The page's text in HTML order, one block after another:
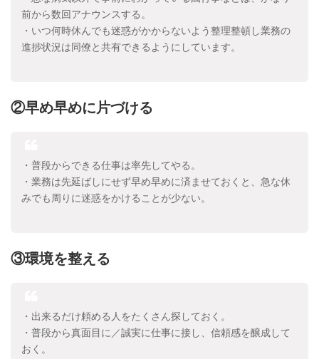
前から数回アナウンスする。
・いつ何時休んでも迷惑がかからないよう整理整頓し業務の
進捗状況は同僚と共有できるようにしています。
②早め早めに片づける
・普段からできる仕事は率先してやる。
・業務は先延ばしにせず早め早めに済ませておくと、急な休
みでも周りに迷惑をかけることが少ない。
③環境を整える
・出来るだけ頼める人をたくさん探しておく。
・普段から真面目に／誠実に仕事に接し、信頼感を醸成して
おく。